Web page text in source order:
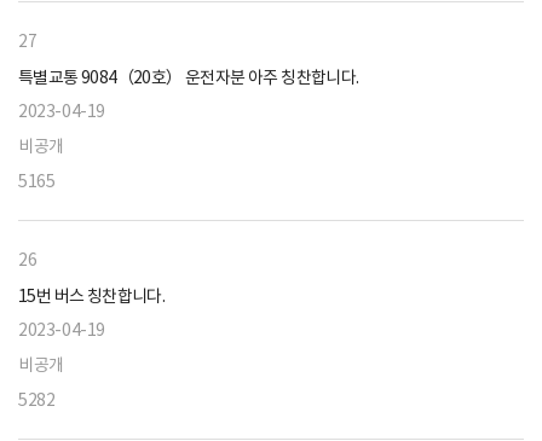
27
특별교통 9084（20호） 운전자분 아주 칭찬합니다.
2023-04-19
비공개
5165
26
15번 버스 칭찬합니다.
2023-04-19
비공개
5282